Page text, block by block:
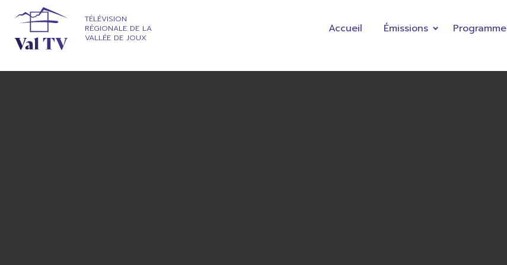
TÉLÉVISION
RÉGIONALE DE LA
VALLÉE DE JOUX
Accueil Émissions Programme